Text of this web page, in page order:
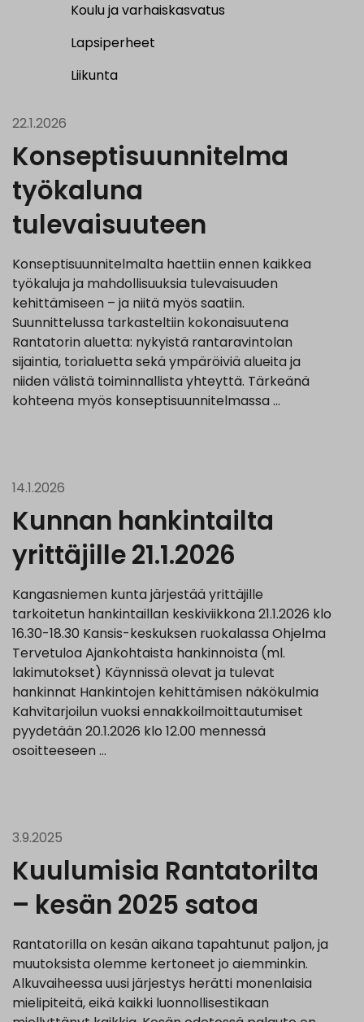
Koulu ja varhaiskasvatus
Lapsiperheet
Liikunta
22.1.2026
Konseptisuunnitelma
työkaluna
tulevaisuuteen
Konseptisuunnitelmalta haettiin ennen kaikkea
työkaluja ja mahdollisuuksia tulevaisuuden
kehittämiseen – ja niitä myös saatiin.
Suunnittelussa tarkasteltiin kokonaisuutena
Rantatorin aluetta: nykyistä rantaravintolan
sijaintia, torialuetta sekä ympäröiviä alueita ja
niiden välistä toiminnallista yhteyttä. Tärkeänä
kohteena myös konseptisuunnitelmassa …
14.1.2026
Kunnan hankintailta
yrittäjille 21.1.2026
Kangasniemen kunta järjestää yrittäjille
tarkoitetun hankintaillan keskiviikkona 21.1.2026 klo
16.30-18.30 Kansis-keskuksen ruokalassa Ohjelma
Tervetuloa Ajankohtaista hankinnoista (ml.
lakimutokset) Käynnissä olevat ja tulevat
hankinnat Hankintojen kehittämisen näkökulmia
Kahvitarjoilun vuoksi ennakkoilmoittautumiset
pyydetään 20.1.2026 klo 12.00 mennessä
osoitteeseen …
3.9.2025
Kuulumisia Rantatorilta
– kesän 2025 satoa
Rantatorilla on kesän aikana tapahtunut paljon, ja
muutoksista olemme kertoneet jo aiemminkin.
Alkuvaiheessa uusi järjestys herätti monenlaisia
mielipiteitä, eikä kaikki luonnollisestikaan